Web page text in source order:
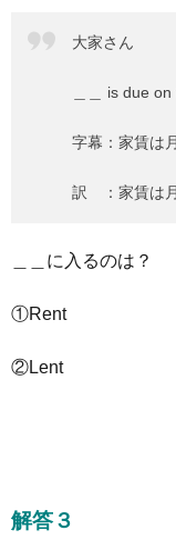
大家さん
＿＿ is due
字幕：家賃は
訳 ：家賃は
＿＿に入るのは？
①Rent
②Lent
解答３